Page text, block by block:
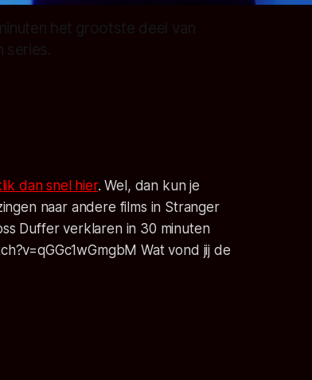
het grootste deel van
series.
dan snel hier. Wel, dan kun je
naar andere films in Stranger
Duffer verklaren in 30 minuten
Wat vond jij de